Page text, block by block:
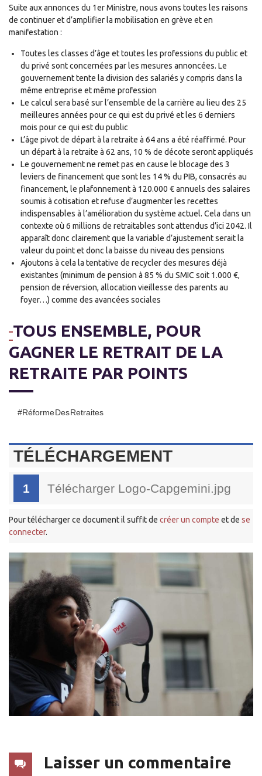
Suite aux annonces du 1er Ministre, nous avons toutes les raisons
de continuer et d’amplifier la mobilisation en grève et en
manifestation :
Toutes les classes d’âge et toutes les professions du public et
du privé sont concernées par les mesures annoncées. Le
gouvernement tente la division des salariés y compris dans la
même entreprise et même profession
Le calcul sera basé sur l’ensemble de la carrière au lieu des 25
meilleures années pour ce qui est du privé et les 6 derniers
mois pour ce qui est du public
L’âge pivot de départ à la retraite à 64 ans a été réaffirmé. Pour
un départ à la retraite à 62 ans, 10 % de décote seront appliqués
Le gouvernement ne remet pas en cause le blocage des 3
leviers de financement que sont les 14 % du PIB, consacrés au
financement, le plafonnement à 120.000 € annuels des salaires
soumis à cotisation et refuse d’augmenter les recettes
indispensables à l’amélioration du système actuel. Cela dans un
contexte où 6 millions de retraitables sont attendus d’ici 2042. Il
apparaît donc clairement que la variable d’ajustement serait la
valeur du point et donc la baisse du niveau des pensions
Ajoutons à cela la tentative de recycler des mesures déjà
existantes (minimum de pension à 85 % du SMIC soit 1.000 €,
pension de réversion, allocation vieillesse des parents au
foyer…) comme des avancées sociales
TOUS ENSEMBLE, POUR
GAGNER LE RETRAIT DE LA
RETRAITE PAR POINTS
#Réforme Des Retraites
TÉLÉCHARGEMENT
1 Télécharger Logo-Capgemini.jpg
Pour télécharger ce document il suffit de créer un compte et de se
connecter.
Laisser un commentaire